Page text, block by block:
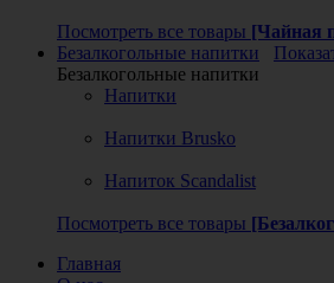
Посмотреть все товары [Чайная
Безалкогольные напитки
Безалкогольные напитки
Напитки
Напитки Brusko
Напиток Scandalist
Посмотреть все товары
Главная